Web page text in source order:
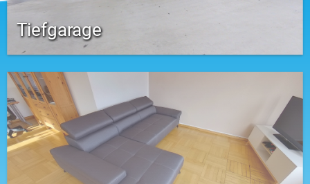
Tiefgarage